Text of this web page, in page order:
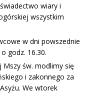
wiary i
wszystkim
w dni powszednie
godz. 16.30.
Mszy św. modlimy się
i zakonnego za
We wtorek